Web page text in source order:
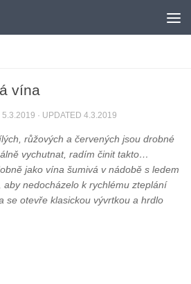
vína
5.3.2019 · UPDATED 4.3.2019
růžových a červených jsou drobné
vychutnat, radím činit takto…
jako vína šumivá v nádobě s ledem
nedocházelo k rychlému zteplání
se otevře klasickou vývrtkou a hrdlo